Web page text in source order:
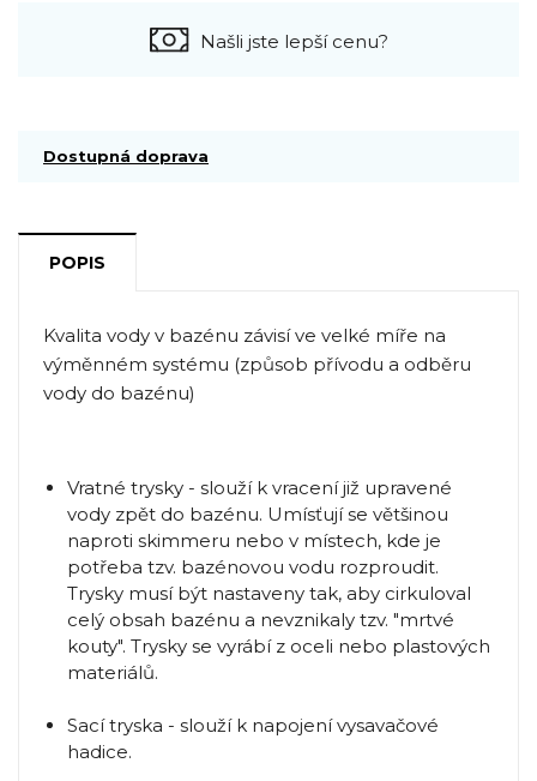
Našli jste lepší cenu?
Dostupná doprava
POPIS
Kvalita vody v bazénu závisí ve velké míře na
výměnném systému (způsob přívodu a odběru
vody do bazénu)
Vratné trysky - slouží k vracení již upravené
vody zpět do bazénu. Umísťují se většinou
naproti skimmeru nebo v místech, kde je
potřeba tzv. bazénovou vodu rozproudit.
Trysky musí být nastaveny tak, aby cirkuloval
celý obsah bazénu a nevznikaly tzv. "mrtvé
kouty". Trysky se vyrábí z oceli nebo plastových
materiálů.
Sací tryska - slouží k napojení vysavačové
hadice.